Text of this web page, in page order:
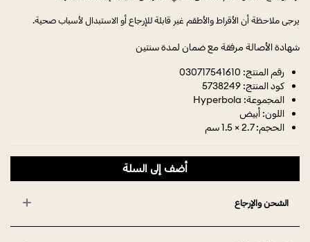
يرجى ملاحظة أن الأقراط والأطقم غير قابلة للإرجاع أو الاستبدال لأسباب صحية.
شهادة الأصالة مرفقة مع ضمان لمدة سنتين
رقم المنتج: 030717541610
كود المنتج: 5738249
المجموعة: Hyperbola
اللون: أبيض
الحجم: 2.7 × 1.5 سم
أضف إلى السلة
الشحن والإرجاع